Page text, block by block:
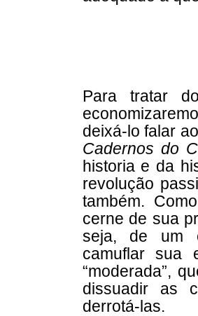
Para tratar
deixá-lo falar
Cadernos do
historia e da
revolução
também.
cerne de sua
seja, de um
camuflar sua
“moderada”,
dissuadir as
derrotá-las.